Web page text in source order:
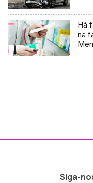
Há
na
Siga-